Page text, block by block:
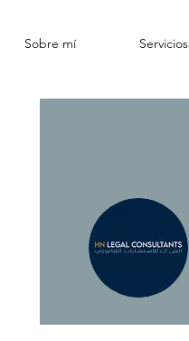
Sobre mí Servicios